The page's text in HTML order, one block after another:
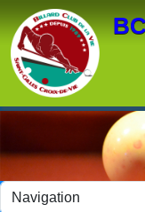
Panneau de gestion